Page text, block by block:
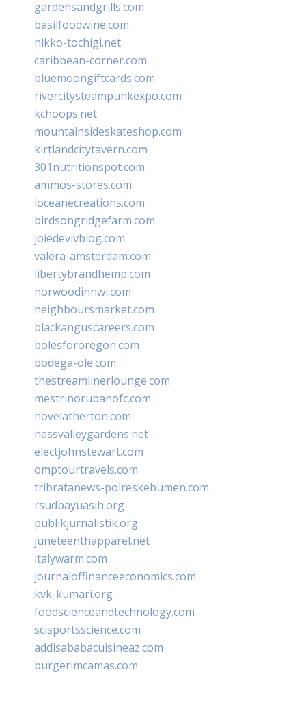
gardensandgrills.com
basilfoodwine.com
nikko-tochigi.net
caribbean-corner.com
bluemoongiftcards.com
rivercitysteampunkexpo.com
kchoops.net
mountainsideskateshop.com
kirtlandcitytavern.com
301nutritionspot.com
ammos-stores.com
loceanecreations.com
birdsongridgefarm.com
joiedevivblog.com
valera-amsterdam.com
libertybrandhemp.com
norwoodinnwi.com
neighboursmarket.com
blackanguscareers.com
bolesfororegon.com
bodega-ole.com
thestreamlinerlounge.com
mestrinorubanofc.com
novelatherton.com
nassvalleygardens.net
electjohnstewart.com
omptourtravels.com
tribratanews-polreskebumen.com
rsudbayuasih.org
publikjurnalistik.org
juneteenthapparel.net
italywarm.com
journaloffinanceeconomics.com
kvk-kumari.org
foodscienceandtechnology.com
scisportsscience.com
addisababacuisineaz.com
burgerimcamas.com